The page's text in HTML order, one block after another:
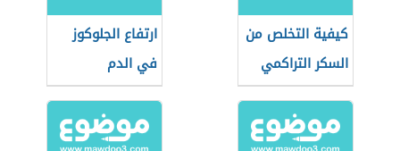
كيفية التخلص من
السكر التراكمي
ارتفاع الجلوكوز
في الدم